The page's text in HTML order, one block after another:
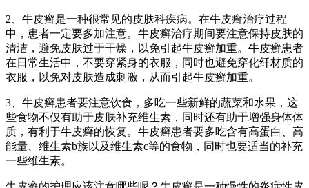
2、牛皮癣是一种很常见的皮肤科疾病。在牛皮癣治疗过程
中，患者一定要多加注意。牛皮癣治疗期间要注意保持皮肤的
清洁，避免皮肤过于干燥，以免引起牛皮癣加重。牛皮癣患者
在日常生活中，不要穿紧身的衣服，同时也避免穿化纤材质的
衣服，以免对皮肤造成刺激，从而引起牛皮癣加重。
3、牛皮癣患者要注意饮食，多吃一些新鲜的蔬菜和水果，这
些食物不仅有助于皮肤补充维生素，同时还有助于增强身体体
质，有利于牛皮癣的恢复。牛皮癣患者要多吃含有高蛋白、高
能量、维生素b族以及维生素c等的食物，同时也要适当的补充
一些维生素。